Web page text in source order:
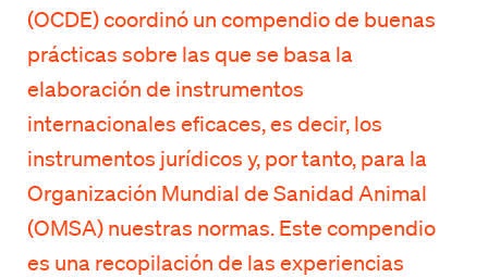
(OCDE) coordinó un compendio de buenas
prácticas sobre las que se basa la
elaboración de instrumentos
internacionales eficaces, es decir, los
instrumentos jurídicos y, por tanto, para la
Organización Mundial de Sanidad Animal
(OMSA) nuestras normas. Este compendio
es una recopilación de las experiencias